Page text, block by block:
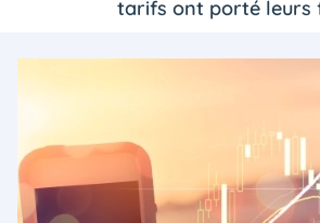
tarifs ont porté leurs